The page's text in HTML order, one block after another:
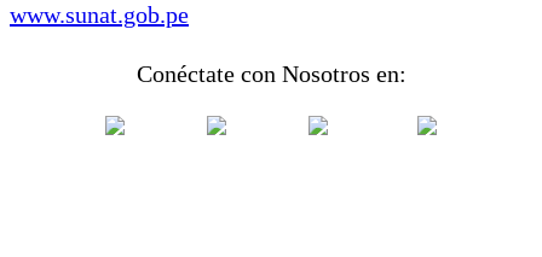
www.sunat.gob.pe
Conéctate con Nosotros en: